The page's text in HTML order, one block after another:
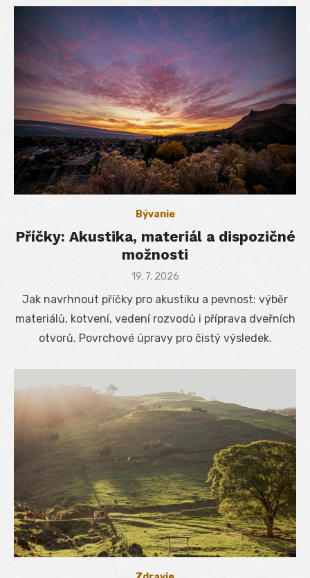
Bývanie
Příčky: Akustika, materiál a dispozičné
možnosti
Posted
19. 7. 2026
Jak navrhnout příčky pro akustiku a pevnost: výběr
materiálů, kotvení, vedení rozvodů i příprava dveřních
otvorů. Povrchové úpravy pro čistý výsledek.